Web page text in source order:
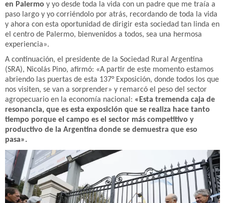
en Palermo y yo desde toda la vida con un padre que me traía a
paso largo y yo corriéndolo por atrás, recordando de toda la vida
y ahora con esta oportunidad de dirigir esta sociedad tan linda en
el centro de Palermo, bienvenidos a todos, sea una hermosa
experiencia».
A continuación, el presidente de la Sociedad Rural Argentina
(SRA), Nicolás Pino, afirmó: «A partir de este momento estamos
abriendo las puertas de esta 137° Exposición, donde todos los que
nos visiten, se van a sorprender» y remarcó el peso del sector
agropecuario en la economía nacional: «Esta tremenda caja de
resonancia, que es esta exposición que se realiza hace tanto
tiempo porque el campo es el sector más competitivo y
productivo de la Argentina donde se demuestra que eso
pasa».